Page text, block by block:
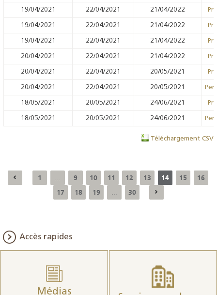
19/04/2021 22/04/2021 21/04/2022
19/04/2021 22/04/2021 21/04/2022
19/04/2021 22/04/2021 21/04/2022
20/04/2021 22/04/2021 21/04/2022
20/04/2021 22/04/2021 20/05/2021
20/04/2021 22/04/2021 20/05/2021
18/05/2021 20/05/2021 24/06/2021
18/05/2021 20/05/2021 24/06/2021
Téléchargement CSV
1 9 10 11 12 13 14 15
16
17
18 19 30
Accès rapides
Médias